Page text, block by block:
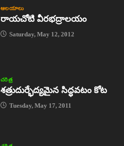
ఆలయాలు
రాయచోటి వీరభద్రాలయం
Saturday, May 12, 2012
చరిత్ర
శత్రుదుర్భేద్యమైన సిద్ధవటం కోట
Tuesday, May 17, 2011